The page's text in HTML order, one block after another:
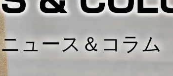
ニュース＆コラム